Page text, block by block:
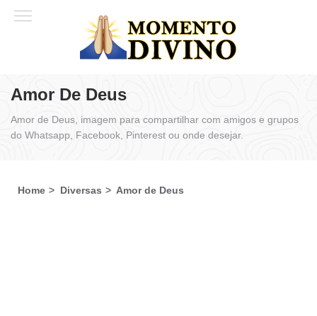
Amor De Deus
Amor de Deus, imagem para compartilhar com amigos e grupos
do Whatsapp, Facebook, Pinterest ou onde desejar.
Home Diversas Amor de Deus